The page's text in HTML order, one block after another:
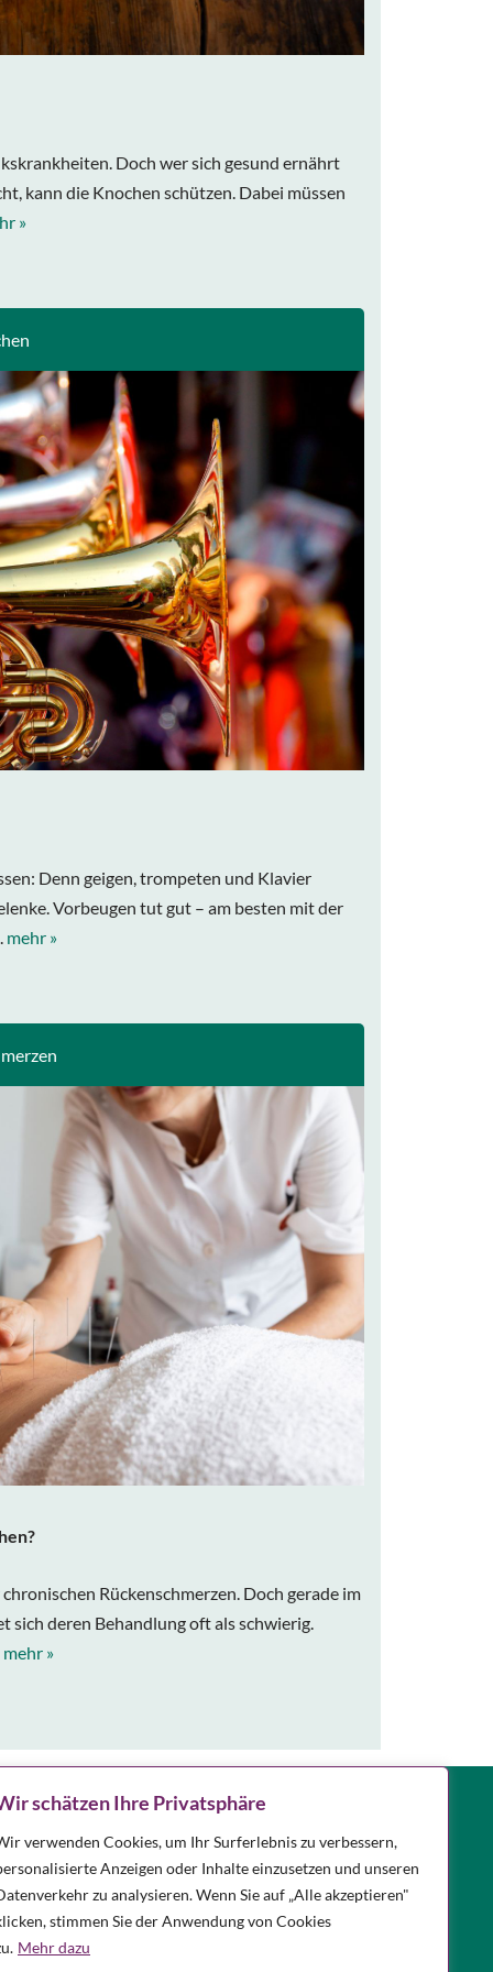
schätzen Ihre Privatsphäre
verwenden Cookies, um Ihr Surferlebnis zu verbessern,
Anzeigen oder Inhalte einzusetzen und unseren
zu analysieren. Wenn Sie auf „Alle akzeptieren"
stimmen Sie der Anwendung von Cookies
Mehr dazu
Doch wer sich gesund ernährt
kann die Knochen schützen. Dabei müssen
»
Denn geigen, trompeten und Klavier
Vorbeugen tut gut – am besten mit der
mehr »
Rückenschmerzen. Doch gerade im
deren Behandlung oft als schwierig.
mehr »
Notdienst
Apotheken in Ihrer Nähe, die
Notdienst haben, finden Siehier.